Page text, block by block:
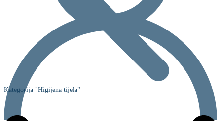
Kategorija "Higijena tijela"